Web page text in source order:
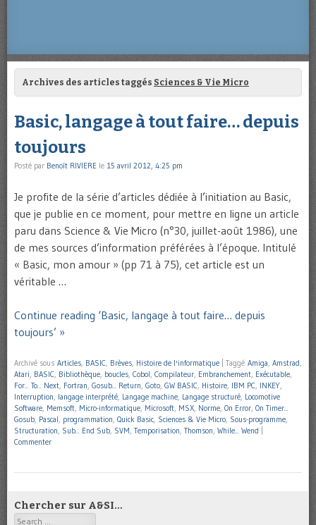
Archives des articles taggés Sciences & Vie Micro
Basic, langage à tout faire… depuis
toujours
Posté par Benoît RIVIERE le 15 avril 2012, 4:25 pm
Je profite de la série d’articles dédiée à l’initiation au Basic,
que je publie en ce moment, pour mettre en ligne un article
paru dans Science & Vie Micro (n°30, juillet-août 1986), une
de mes sources d’information préférées à l’époque. Intitulé
« Basic, mon amour » (pp 71 à 75), cet article est un
véritable …
Continue reading ‘Basic, langage à tout faire… depuis
toujours’ »
Archivé sous Articles, BASIC, Brèves, Histoire de l'informatique Taggé Amiga, Amstrad,
Atari, BASIC, Bibliothèque, boucles, Cobol, Compilateur, Embranchement, Exécutable,
For... To... Next, Fortran, Gosub... Return, Goto, GW BASIC, Histoire, IBM PC, INKEY,
Interruption, langage interprété, Langage machine, Langage structuré, Locomotive
Software, Memsoft, Micro-informatique, Microsoft, MSX, Norme, On Error, On Timer...
Gosub, Pascal, programmation, Quick Basic, Sciences & Vie Micro, Sous-programme,
Structuration, Sub... End Sub, SVM, Temporisation, Thomson, While... Wend
Commenter
Chercher sur A&SI…
Search